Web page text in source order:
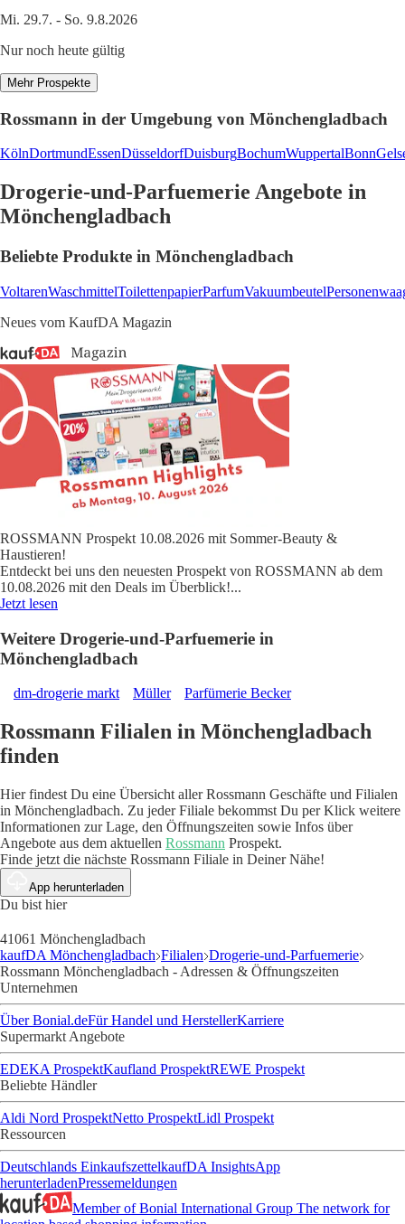
Mi. 29.7. - So. 9.8.2026
Nur noch heute gültig
Mehr Prospekte
Rossmann in der Umgebung von Mönchengladbach
KölnDortmundEssenDüsseldorfDuisburgBochumWuppertalBonn
Drogerie-und-Parfuemerie Angebote in
Mönchengladbach
Beliebte Produkte in Mönchengladbach
VoltarenWaschmittelToilettenpapierParfumVakuumbeutel
Neues vom KaufDA Magazin
ROSSMANN Prospekt 10.08.2026 mit Sommer-Beauty &
Haustieren!
Entdeckt bei uns den neuesten Prospekt von ROSSMANN ab dem
10.08.2026 mit den Deals im Überblick!...
Jetzt lesen
Weitere Drogerie-und-Parfuemerie in
Mönchengladbach
dm-drogerie markt Müller Parfümerie Becker
Rossmann Filialen in Mönchengladbach
finden
Hier findest Du eine Übersicht aller Rossmann Geschäfte und Filialen
in Mönchengladbach. Zu jeder Filiale bekommst Du per Klick weitere
Informationen zur Lage, den Öffnungszeiten sowie Infos über
Angebote aus dem aktuellen Rossmann Prospekt.
Finde jetzt die nächste Rossmann Filiale in Deiner Nähe!
App herunterladen
Du bist hier
41061 Mönchengladbach
kaufDA Mönchengladbach Filialen Drogerie-und-Parfuemerie
Rossmann Mönchengladbach - Adressen & Öffnungszeiten
Unternehmen
Über Bonial.deFür Handel und HerstellerKarriere
Supermarkt Angebote
EDEKA ProspektKaufland ProspektREWE Prospekt
Beliebte Händler
Aldi Nord ProspektNetto ProspektLidl Prospekt
Ressourcen
Deutschlands EinkaufszettelkaufDA InsightsApp
herunterladenPressemeldungen
Member of Bonial International Group The network for